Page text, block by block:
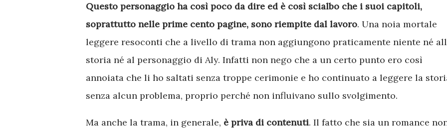
Questo personaggio ha così poco da dire ed è così scialbo che i suoi capitoli,
soprattutto nelle prime cento pagine, sono riempite dal lavoro. Una noia mortale
leggere resoconti che a livello di trama non aggiungono praticamente niente né
storia né al personaggio di Aly. Infatti non nego che a un certo punto ero così
annoiata che li ho saltati senza troppe cerimonie e ho continuato a leggere la
senza alcun problema, proprio perché non influivano sullo svolgimento.
Ma anche la trama, in generale, è priva di contenuti. Il fatto che sia un romance